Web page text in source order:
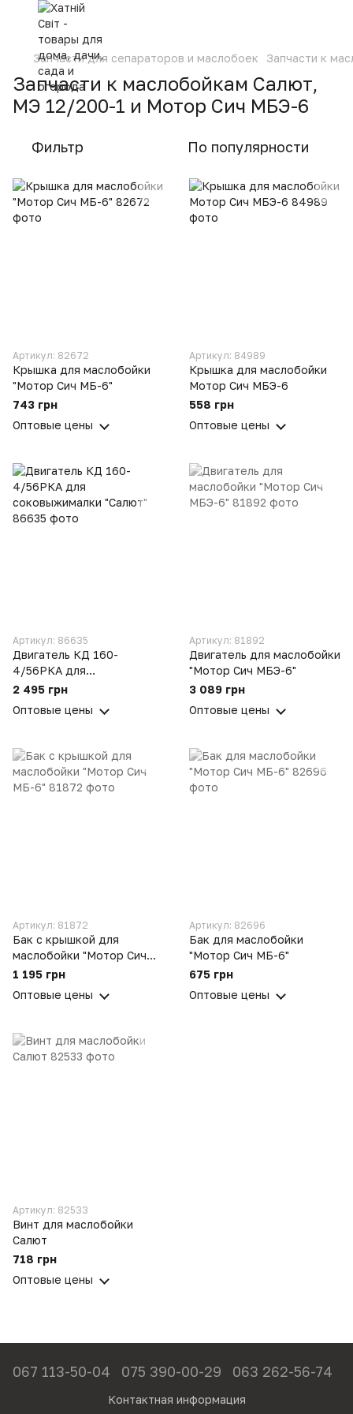
Запчасти для сепараторов и маслобоек Запчасти к
Запчасти к маслобойкам Салют,
МЭ 12/200-1 и Мотор Сич МБЭ-6
Фильтр По популярности
Артикул: 82672
Крышка для маслобойки
"Мотор Сич МБ-6"
743 грн
Оптовые цены
Артикул: 84989
Крышка для маслобойки
Мотор Сич МБЭ-6
558 грн
Оптовые цены
Артикул: 86635
Двигатель КД 160-
4/56РКА для
соковыжималки "Салют"
2 495 грн
Оптовые цены
Артикул: 81892
Двигатель для маслобойки
"Мотор Сич МБЭ-6"
3 089 грн
Оптовые цены
Артикул: 81872
Бак с крышкой для
маслобойки "Мотор Сич
МБ-6"
1 195 грн
Оптовые цены
Артикул: 82696
Бак для маслобойки
"Мотор Сич МБ-6"
675 грн
Оптовые цены
Артикул: 82533
Винт для маслобойки
Салют
718 грн
Оптовые цены
067 113-50-04 075 390-00-29 063 262-56-74
Контактная информация